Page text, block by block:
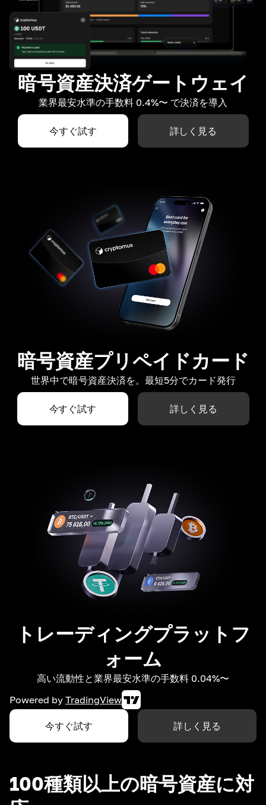
暗号資産決済ゲートウェイ
業界最安水準の手数料 0.4%〜 で決済を導入
今すぐ試す 詳しく見る
暗号資産プリペイドカード
世界中で暗号資産決済を。最短5分でカード発行
今すぐ試す 詳しく見る
トレーディングプラットフ
ォーム
高い流動性と業界最安水準の手数料 0.04%〜
Powered by TradingView
今すぐ試す 詳しく見る
100種類以上の暗号資産に対